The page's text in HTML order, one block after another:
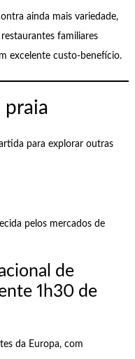
ainda mais variedade,
familiares
excelente custo-benefício.
praia
para explorar outras
pelos mercados de
de
1h30 de
da Europa, com